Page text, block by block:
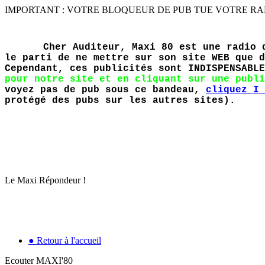
IMPORTANT : VOTRE BLOQUEUR DE PUB TUE VOTRE
Cher Auditeur, Maxi 80 est une
le parti de ne mettre sur son site WEB que
Cependant, ces publicités sont
pour notre site et en cliquant sur une
voyez pas de pub sous ce bandeau, cliquez I
protégé des pubs sur les autres sites).
Le Maxi Répondeur !
● Retour à l'accueil
Ecouter MAXI'80